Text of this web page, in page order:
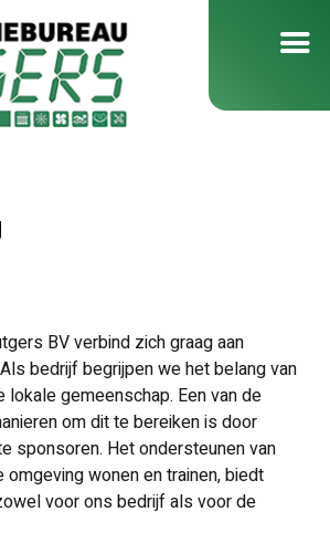
BV verbind zich graag aan
bedrijf begrijpen we het belang van
lokale gemeenschap. Een van de
om dit te bereiken is door
sponsoren. Het ondersteunen van
wonen en trainen, biedt
voor ons bedrijf als voor de